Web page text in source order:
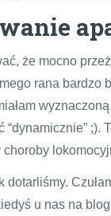
że mocno
rana bardzo
“dynamicznie” ;).
dotarliśmy.
u nas na